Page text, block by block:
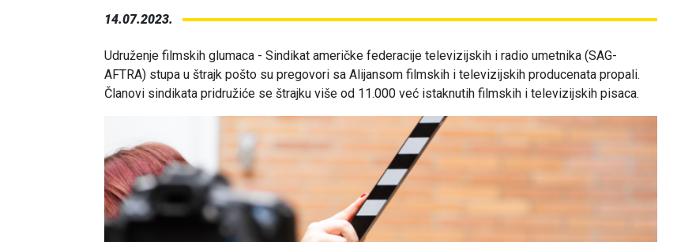
14.07.2023.
Udruženje filmskih glumaca - Sindikat američke federacije televizijskih i radio umetnika (SAG-
AFTRA) stupa u štrajk pošto su pregovori sa Alijansom filmskih i televizijskih producenata propali.
Članovi sindikata pridružiće se štrajku više od 11.000 već istaknutih filmskih i televizijskih pisaca.